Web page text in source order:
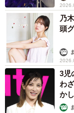
乃
頭
3児
わ
か